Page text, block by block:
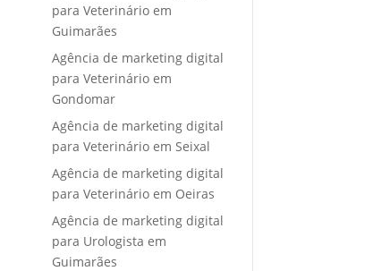
para Veterinário em
Guimarães
Agência de marketing digital
para Veterinário em
Gondomar
Agência de marketing digital
para Veterinário em Seixal
Agência de marketing digital
para Veterinário em Oeiras
Agência de marketing digital
para Urologista em
Guimarães